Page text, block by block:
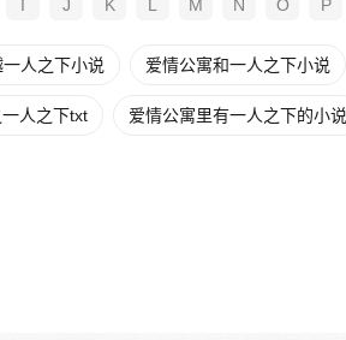
I J K L M N O P
人之下小说 爱情公寓和一人之下小说
人之下txt 爱情公寓里有一人之下的小说